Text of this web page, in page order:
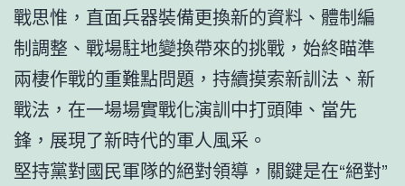
戰思惟，直面兵器裝備更換新的資料、體制編
制調整、戰場駐地變換帶來的挑戰，始終瞄準
兩棲作戰的重難點問題，持續摸索新訓法、新
戰法，在一場場實戰化演訓中打頭陣、當先
鋒，展現了新時代的軍人風采。
堅持黨對國民軍隊的絕對領導，關鍵是在“絕對”